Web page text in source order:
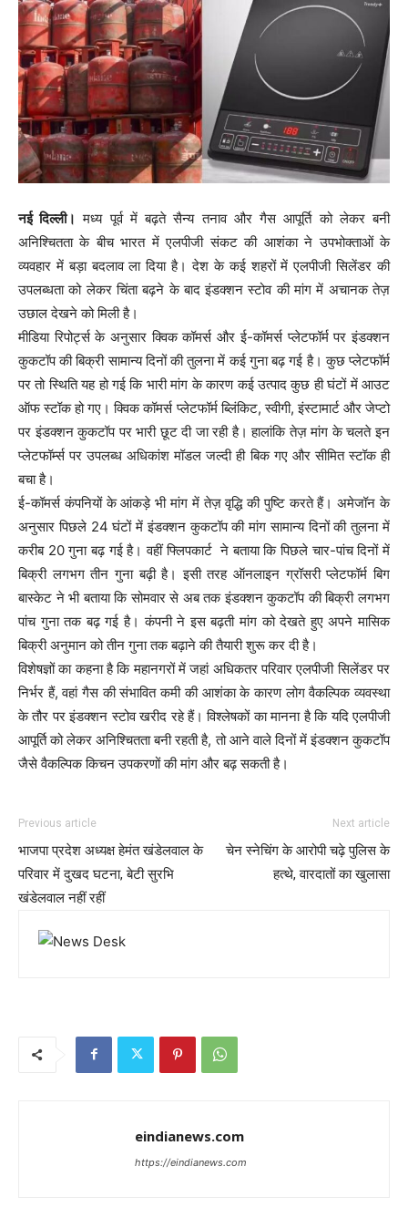
नई दिल्ली। मध्य पूर्व में बढ़ते सैन्य तनाव और गैस आपूर्ति को लेकर बनी
अनिश्चितता के बीच भारत में एलपीजी संकट की आशंका ने उपभोक्ताओं के
व्यवहार में बड़ा बदलाव ला दिया है। देश के कई शहरों में एलपीजी सिलेंडर की
उपलब्धता को लेकर चिंता बढ़ने के बाद इंडक्शन स्टोव की मांग में अचानक तेज़
उछाल देखने को मिली है।
मीडिया रिपोर्ट्स के अनुसार क्विक कॉमर्स और ई-कॉमर्स प्लेटफॉर्म पर इंडक्शन
कुकटॉप की बिक्री सामान्य दिनों की तुलना में कई गुना बढ़ गई है। कुछ प्लेटफॉर्म
पर तो स्थिति यह हो गई कि भारी मांग के कारण कई उत्पाद कुछ ही घंटों में आउट
ऑफ स्टॉक हो गए। क्विक कॉमर्स प्लेटफॉर्म ब्लिंकिट, स्वीगी, इंस्टामार्ट और जेप्टो
पर इंडक्शन कुकटॉप पर भारी छूट दी जा रही है। हालांकि तेज़ मांग के चलते इन
प्लेटफॉर्म्स पर उपलब्ध अधिकांश मॉडल जल्दी ही बिक गए और सीमित स्टॉक ही
बचा है।
ई-कॉमर्स कंपनियों के आंकड़े भी मांग में तेज़ वृद्धि की पुष्टि करते हैं। अमेजॉन के
अनुसार पिछले 24 घंटों में इंडक्शन कुकटॉप की मांग सामान्य दिनों की तुलना में
करीब 20 गुना बढ़ गई है। वहीं फ्लिपकार्ट ने बताया कि पिछले चार-पांच दिनों में
बिक्री लगभग तीन गुना बढ़ी है। इसी तरह ऑनलाइन ग्रॉसरी प्लेटफॉर्म बिग
बास्केट ने भी बताया कि सोमवार से अब तक इंडक्शन कुकटॉप की बिक्री लगभग
पांच गुना तक बढ़ गई है। कंपनी ने इस बढ़ती मांग को देखते हुए अपने मासिक
बिक्री अनुमान को तीन गुना तक बढ़ाने की तैयारी शुरू कर दी है।
विशेषज्ञों का कहना है कि महानगरों में जहां अधिकतर परिवार एलपीजी सिलेंडर पर
निर्भर हैं, वहां गैस की संभावित कमी की आशंका के कारण लोग वैकल्पिक व्यवस्था
के तौर पर इंडक्शन स्टोव खरीद रहे हैं। विश्लेषकों का मानना है कि यदि एलपीजी
आपूर्ति को लेकर अनिश्चितता बनी रहती है, तो आने वाले दिनों में इंडक्शन कुकटॉप
जैसे वैकल्पिक किचन उपकरणों की मांग और बढ़ सकती है।
Previous article
भाजपा प्रदेश अध्यक्ष हेमंत खंडेलवाल के
परिवार में दुखद घटना, बेटी सुरभि
खंडेलवाल नहीं रहीं
Next article
चेन स्नेचिंग के आरोपी चढ़े पुलिस के
हत्थे, वारदातों का खुलासा
eindianews.com
https://eindianews.com